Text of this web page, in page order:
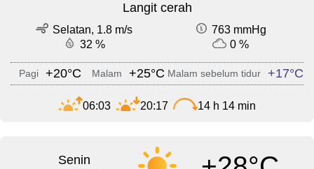
Langit cerah
Selatan, 1.8 m/s
763 mmHg
32 %
0 %
Pagi +20°C Malam +25°C Malam sebelum tidur +17°C
06:03 20:17 14 h 14 min
Senin